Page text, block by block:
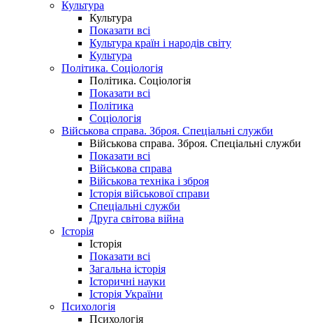
Культура
Культура
Показати всі
Культура країн і народів світу
Культура
Політика. Соціологія
Політика. Соціологія
Показати всі
Політика
Соціологія
Військова справа. Зброя. Спеціальні служби
Військова справа. Зброя. Спеціальні служби
Показати всі
Військова справа
Військова техніка і зброя
Історія військової справи
Спеціальні служби
Друга світова війна
Історія
Історія
Показати всі
Загальна історія
Історичні науки
Історія України
Психологія
Психологія